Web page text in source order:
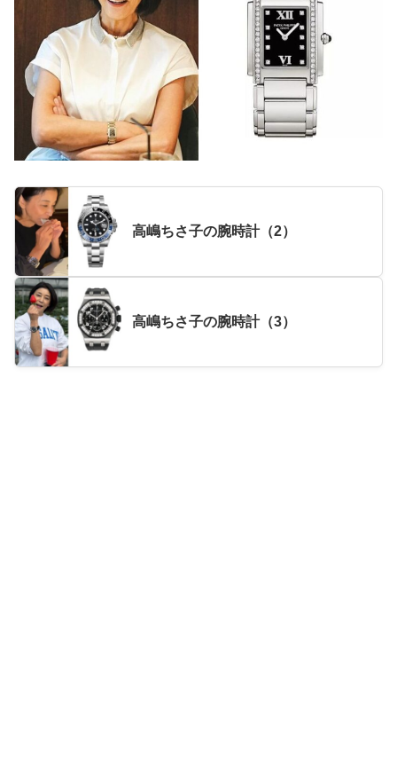
高嶋ちさ子の腕時計（2）
高嶋ちさ子の腕時計（3）